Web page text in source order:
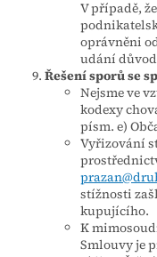
V případě,
oprávněni
udání
Řešení sporů se
Nejsme ve
kodexy
písm. e)
Vyřizování
stížnosti
kupujícího.
K
Smlouvy je